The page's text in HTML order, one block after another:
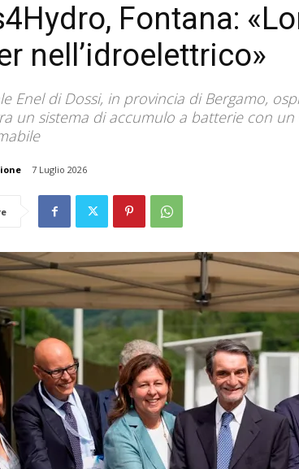
Fontana:
nell’idroelettrico»
Enel di Dossi, in provincia di Bergamo,
un sistema di accumulo a batterie con
7 Luglio 2026